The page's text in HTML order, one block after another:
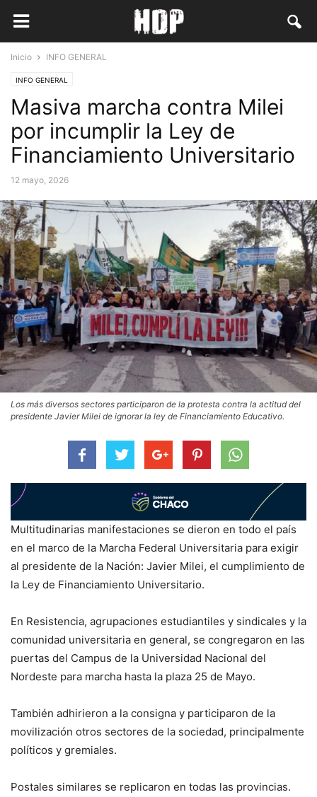
Inicio INFO GENERAL
INFO GENERAL
Masiva marcha contra Milei
por incumplir la Ley de
Financiamiento Universitario
12 mayo, 2026
Los más diversos sectores participaron de la protesta contra la actitud del
presidente Javier Milei de ignorar la ley de Financiamiento Educativo.
Multitudinarias manifestaciones se dieron en todo el país
en el marco de la Marcha Federal Universitaria para exigir
al presidente de la Nación: Javier Milei, el cumplimiento de
la Ley de Financiamiento Universitario.
En Resistencia, agrupaciones estudiantiles y sindicales y la
comunidad universitaria en general, se congregaron en las
puertas del Campus de la Universidad Nacional del
Nordeste para marcha hasta la plaza 25 de Mayo.
También adhirieron a la consigna y participaron de la
movilización otros sectores de la sociedad, principalmente
políticos y gremiales.
Postales similares se replicaron en todas las provincias.